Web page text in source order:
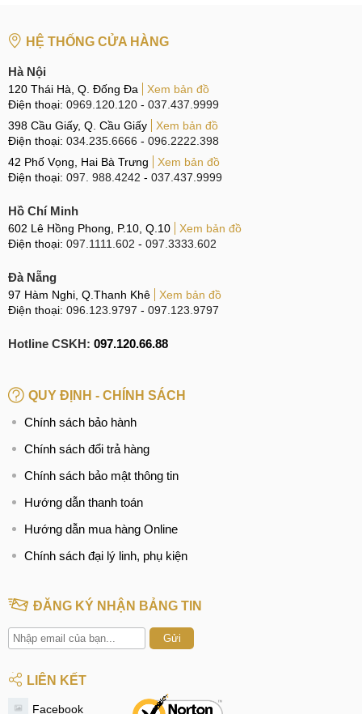
HỆ THỐNG CỬA HÀNG
Hà Nội
120 Thái Hà, Q. Đống Đa
Xem bản đồ
Điện thoại: 0969.120.120 - 037.437.9999
398 Cầu Giấy, Q. Cầu Giấy
Xem bản đồ
Điện thoại: 034.235.6666 - 096.2222.398
42 Phố Vọng, Hai Bà Trưng
Xem bản đồ
Điện thoại: 097. 988.4242 - 037.437.9999
Hồ Chí Minh
602 Lê Hồng Phong, P.10, Q.10
Xem bản đồ
Điện thoại: 097.1111.602 - 097.3333.602
Đà Nẵng
97 Hàm Nghi, Q.Thanh Khê
Xem bản đồ
Điện thoại: 096.123.9797 - 097.123.9797
Hotline CSKH: 097.120.66.88
QUY ĐỊNH - CHÍNH SÁCH
Chính sách bảo hành
Chính sách đổi trả hàng
Chính sách bảo mật thông tin
Hướng dẫn thanh toán
Hướng dẫn mua hàng Online
Chính sách đại lý linh, phụ kiện
ĐĂNG KÝ NHẬN BẢNG TIN
Gửi
LIÊN KẾT
Facebook